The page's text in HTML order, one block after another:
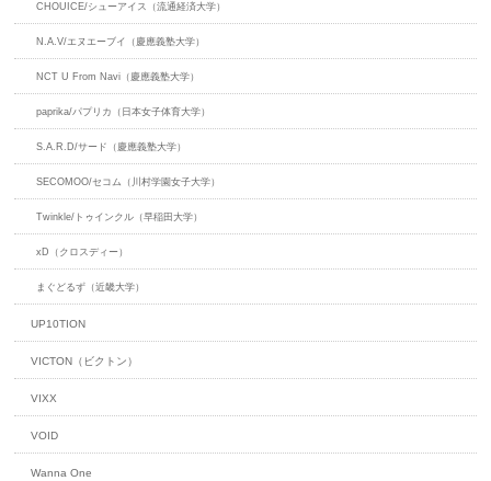
CHOUICE/シューアイス（流通経済大学）
N.A.V/エヌエーブイ（慶應義塾大学）
NCT U From Navi（慶應義塾大学）
paprika/パプリカ（日本女子体育大学）
S.A.R.D/サード（慶應義塾大学）
SECOMOO/セコム（川村学園女子大学）
Twinkle/トゥインクル（早稲田大学）
xD（クロスディー）
まぐどるず（近畿大学）
UP10TION
VICTON（ビクトン）
VIXX
VOID
Wanna One